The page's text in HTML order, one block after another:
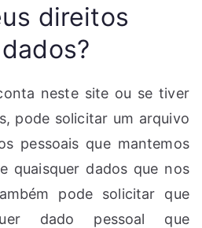
direitos
neste site ou se tiver
pode solicitar um arquivo
pessoais que mantemos
quaisquer dados que nos
pode solicitar que
dado pessoal que